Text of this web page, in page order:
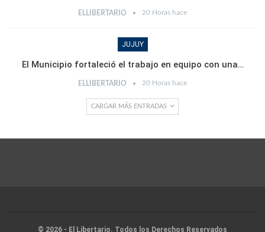
ELLIBERTARIO 20 Horas hace
JUJUY
El Municipio fortaleció el trabajo en equipo con una…
ELLIBERTARIO 20 Horas hace
CARGAR MÁS ENTRADAS
© 2026 - El Libertario. Todos los Derechos Reservados